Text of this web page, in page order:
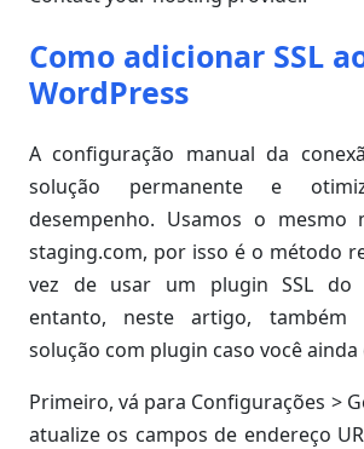
Como adicionar SSL
WordPress
A configuração manual da
solução permanente e
desempenho. Usamos o
staging.com, por isso é o método
vez de usar um plugin SSL do
entanto, neste artigo, também
solução com plugin caso você
Primeiro, vá para Configurações >
atualize os campos de endereço